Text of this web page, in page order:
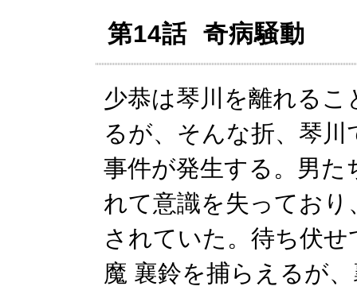
第14話 奇病騒動
少恭は琴川を離れる
るが、そんな折、琴
事件が発生する。男
れて意識を失ってお
されていた。待ち伏
魔 襄鈴を捕らえるが